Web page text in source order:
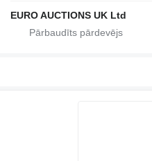
EURO AUCTIONS UK Ltd